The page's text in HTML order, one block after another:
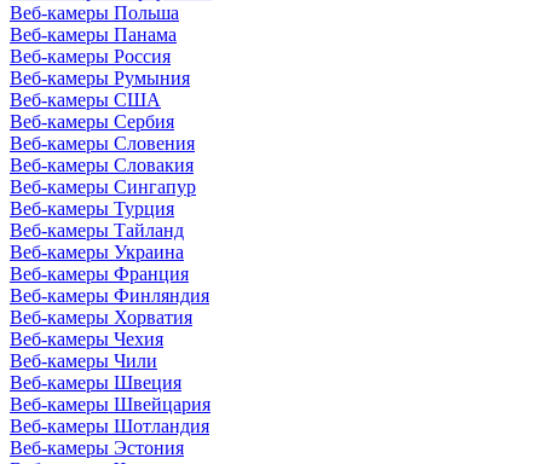
Веб-камеры Польша
Веб-камеры Панама
Веб-камеры Россия
Веб-камеры Румыния
Веб-камеры США
Веб-камеры Сербия
Веб-камеры Словения
Веб-камеры Словакия
Веб-камеры Сингапур
Веб-камеры Турция
Веб-камеры Тайланд
Веб-камеры Украина
Веб-камеры Франция
Веб-камеры Финляндия
Веб-камеры Хорватия
Веб-камеры Чехия
Веб-камеры Чили
Веб-камеры Швеция
Веб-камеры Швейцария
Веб-камеры Шотландия
Веб-камеры Эстония